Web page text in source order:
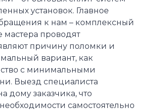
установок. Главное
к нам – комплексный
проводят
причину поломки и
вариант, как
с минимальными
Выезд специалиста
дому заказчика, что
самостоятельно